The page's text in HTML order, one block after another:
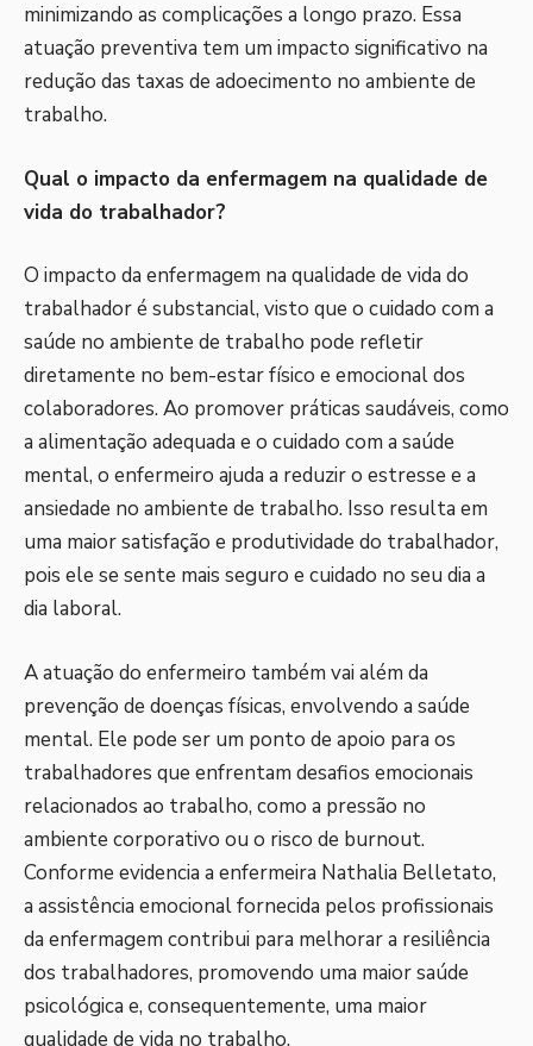
minimizando as complicações a longo prazo. Essa
atuação preventiva tem um impacto significativo na
redução das taxas de adoecimento no ambiente de
trabalho.
Qual o impacto da enfermagem na qualidade de
vida do trabalhador?
O impacto da enfermagem na qualidade de vida do
trabalhador é substancial, visto que o cuidado com a
saúde no ambiente de trabalho pode refletir
diretamente no bem-estar físico e emocional dos
colaboradores. Ao promover práticas saudáveis, como
a alimentação adequada e o cuidado com a saúde
mental, o enfermeiro ajuda a reduzir o estresse e a
ansiedade no ambiente de trabalho. Isso resulta em
uma maior satisfação e produtividade do trabalhador,
pois ele se sente mais seguro e cuidado no seu dia a
dia laboral.
A atuação do enfermeiro também vai além da
prevenção de doenças físicas, envolvendo a saúde
mental. Ele pode ser um ponto de apoio para os
trabalhadores que enfrentam desafios emocionais
relacionados ao trabalho, como a pressão no
ambiente corporativo ou o risco de burnout.
Conforme evidencia a enfermeira Nathalia Belletato,
a assistência emocional fornecida pelos profissionais
da enfermagem contribui para melhorar a resiliência
dos trabalhadores, promovendo uma maior saúde
psicológica e, consequentemente, uma maior
qualidade de vida no trabalho.